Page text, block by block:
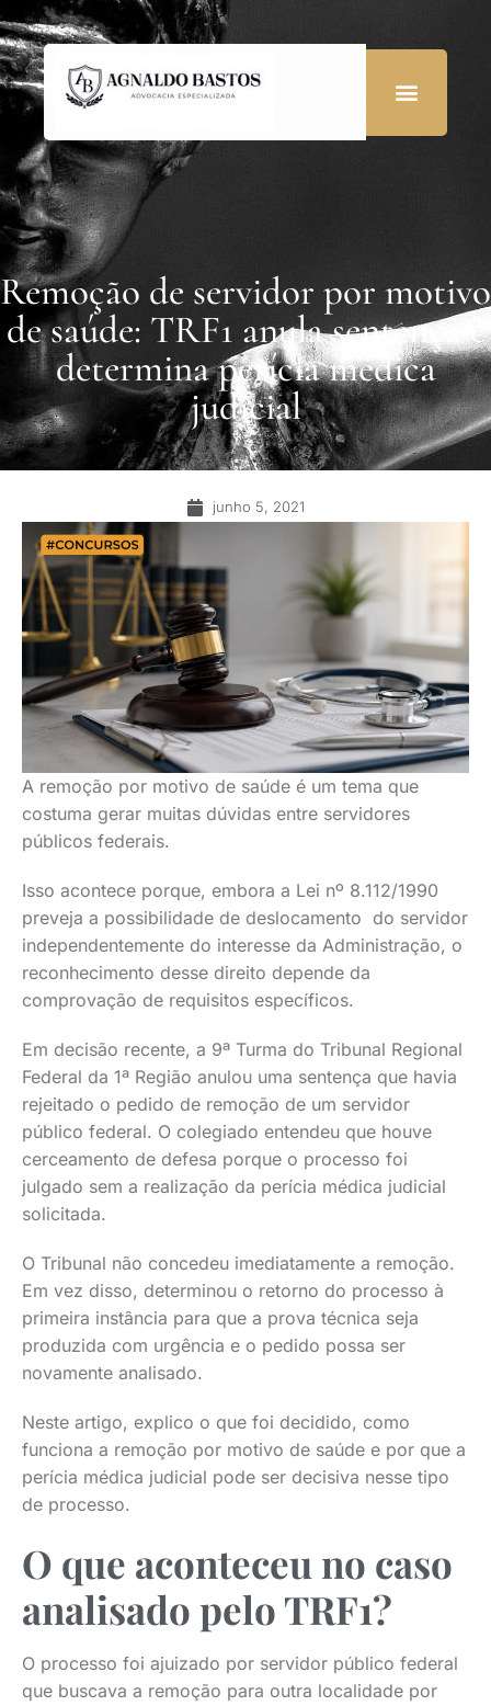
Remoção de servidor por motivo
de saúde: TRF1 anula sentença e
determina perícia médica
judicial
junho 5, 2021
A remoção por motivo de saúde é um tema que
costuma gerar muitas dúvidas entre servidores
públicos federais.
Isso acontece porque, embora a Lei nº 8.112/1990
preveja a possibilidade de deslocamento do servidor
independentemente do interesse da Administração, o
reconhecimento desse direito depende da
comprovação de requisitos específicos.
Em decisão recente, a 9ª Turma do Tribunal Regional
Federal da 1ª Região anulou uma sentença que havia
rejeitado o pedido de remoção de um servidor
público federal. O colegiado entendeu que houve
cerceamento de defesa porque o processo foi
julgado sem a realização da perícia médica judicial
solicitada.
O Tribunal não concedeu imediatamente a remoção.
Em vez disso, determinou o retorno do processo à
primeira instância para que a prova técnica seja
produzida com urgência e o pedido possa ser
novamente analisado.
Neste artigo, explico o que foi decidido, como
funciona a remoção por motivo de saúde e por que a
perícia médica judicial pode ser decisiva nesse tipo
de processo.
O que aconteceu no caso
analisado pelo TRF1?
O processo foi ajuizado por servidor público federal
que buscava a remoção para outra localidade por